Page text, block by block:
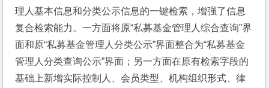
理人基本信息和分类公示信息的一键检索，增强了信息
复合检索能力。一方面将原“私募基金管理人综合查询”界
面和原“私募基金管理人分类公示”界面整合为“私募基金
管理人分类查询公示”界面；另一方面在原有检索字段的
基础上新增实际控制人、会员类型、机构组织形式、律